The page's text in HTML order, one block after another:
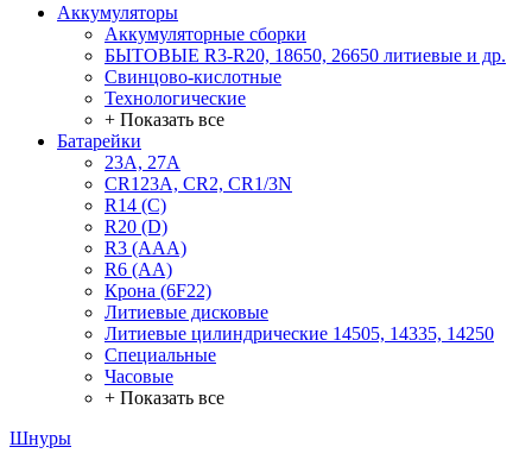
Аккумуляторы
Аккумуляторные сборки
БЫТОВЫЕ R3-R20, 18650, 26650 литиевые и др.
Свинцово-кислотные
Технологические
+ Показать все
Батарейки
23A, 27A
CR123A, CR2, CR1/3N
R14 (C)
R20 (D)
R3 (AAA)
R6 (AA)
Крона (6F22)
Литиевые дисковые
Литиевые цилиндрические 14505, 14335, 14250
Специальные
Часовые
+ Показать все
Шнуры